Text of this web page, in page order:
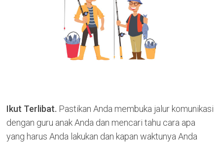
Ikut Terlibat. Pastikan Anda membuka jalur komunikasi
dengan guru anak Anda dan mencari tahu cara apa
yang harus Anda lakukan dan kapan waktunya Anda